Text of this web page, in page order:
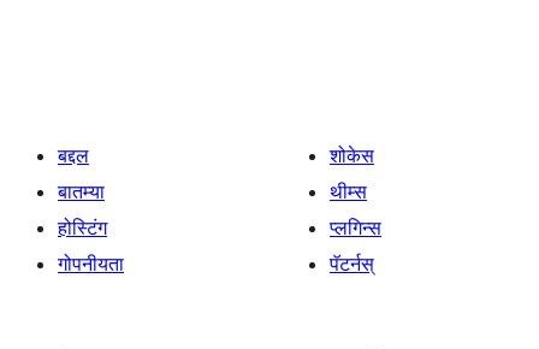
बद्दल
बातम्या
होस्टिंग
गोपनीयता
शोकेस
थीम्स
प्लगिन्स
पॅटर्नस्